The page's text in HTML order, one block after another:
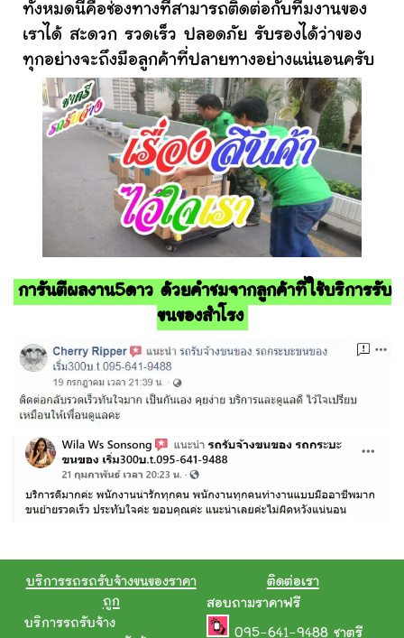
ทั้งหมดนี้คือช่องทางที่สามารถติดต่อกับทีมงานของ
เราได้ สะดวก รวดเร็ว ปลอดภัย รับรองได้ว่าของ
ทุกอย่างจะถึงมือลูกค้าที่ปลายทางอย่างแน่นอนครับ
การันตีผลงาน5ดาว ด้วยคำชมจากลูกค้าที่ใช้บริการรับ
ขนของสำโรง
บริการรถรถรับจ้างขนของราคา
ถูก
บริการรถรับจ้าง
ติดต่อเรา
สอบถามราคาฟรี
095-641-9488 ชาตรี